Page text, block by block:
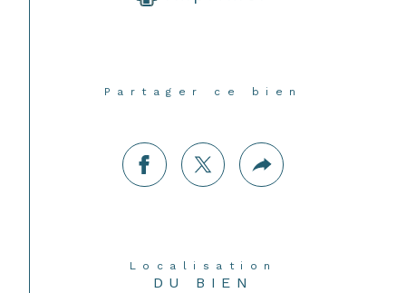
Partager ce bien
Localisation
DU BIEN